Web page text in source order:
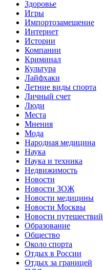
Здоровье
Игры
Импортозамещение
Интернет
Истории
Компании
Криминал
Культура
Лайфхаки
Летние виды спорта
Личный счет
Люди
Места
Мнения
Мода
Народная медицина
Наука
Наука и техника
Недвижимость
Новости
Новости ЗОЖ
Новости медицины
Новости Москвы
Новости путешествий
Образование
Общество
Около спорта
Отдых в России
Отдых за границей